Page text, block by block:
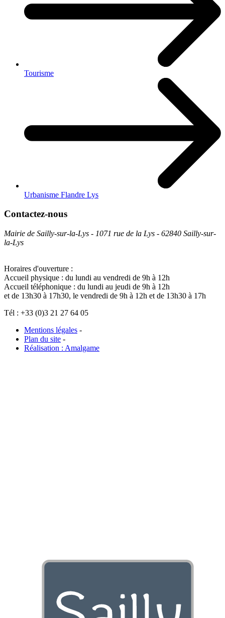
Tourisme
Urbanisme Flandre Lys
Contactez-nous
Mairie de Sailly-sur-la-Lys - 1071 rue de la Lys - 62840 Sailly-sur-
la-Lys
Horaires d'ouverture :
Accueil physique : du lundi au vendredi de 9h à 12h
Accueil téléphonique : du lundi au jeudi de 9h à 12h
et de 13h30 à 17h30, le vendredi de 9h à 12h et de 13h30 à 17h
Tél : +33 (0)3 21 27 64 05
Mentions légales -
Plan du site -
Réalisation : Amalgame